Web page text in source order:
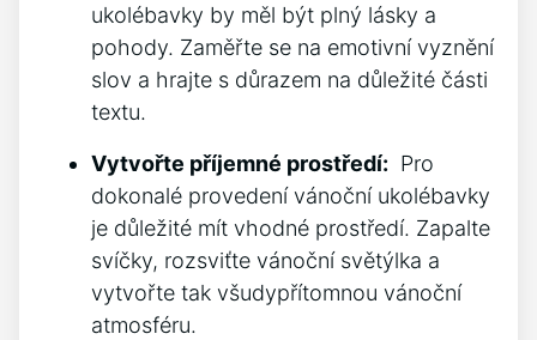
⁤ukolébavky‌ by měl být plný lásky⁣ a
pohody. Zaměřte‍ se na emotivní vyznění
‍slov a hrajte s⁣ důrazem na důležité části
textu.
Vytvořte příjemné prostředí: ⁤ Pro
⁤dokonalé⁢ provedení vánoční ukolébavky
je důležité mít vhodné prostředí. Zapalte‍
svíčky,⁣ rozsviťte ⁢vánoční ⁢světýlka⁢ a
vytvořte tak všudypřítomnou vánoční
atmosféru.